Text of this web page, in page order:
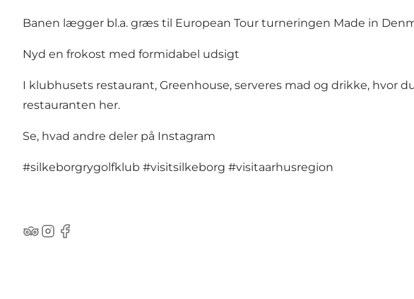
Banen lægger bl.a. græs til European Tour turneringen Made in
Nyd en frokost med formidabel udsigt
I klubhusets restaurant, Greenhouse, serveres mad og drikke,
restauranten her.
Se, hvad andre deler på Instagram
#silkeborgrygolfklub #visitsilkeborg #visitaarhusregion
TripAdvisor
Instagram
Facebook